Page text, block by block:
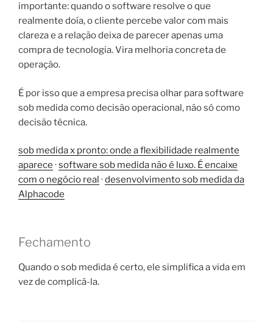
importante: quando o software resolve o que
realmente doía, o cliente percebe valor com mais
clareza e a relação deixa de parecer apenas uma
compra de tecnologia. Vira melhoria concreta de
operação.
É por isso que a empresa precisa olhar para software
sob medida como decisão operacional, não só como
decisão técnica.
sob medida x pronto: onde a flexibilidade realmente
aparece ·software sob medida não é luxo. É encaixe
com o negócio real ·desenvolvimento sob medida da
Alphacode
Fechamento
Quando o sob medida é certo, ele simplifica a vida em
vez de complicá-la.